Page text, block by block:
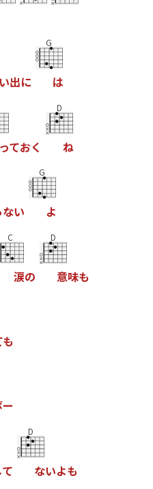
出に
G
は
っておく
D
ね
ない
G
よ
C
涙の
D
意味も
も
ー
て
D
ないよも